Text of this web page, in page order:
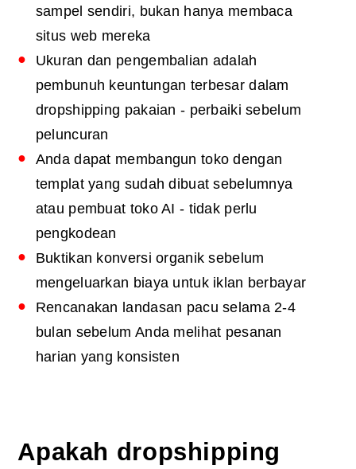
sampel sendiri, bukan hanya membaca
situs web mereka
Ukuran dan pengembalian adalah
pembunuh keuntungan terbesar dalam
dropshipping pakaian - perbaiki sebelum
peluncuran
Anda dapat membangun toko dengan
templat yang sudah dibuat sebelumnya
atau pembuat toko AI - tidak perlu
pengkodean
Buktikan konversi organik sebelum
mengeluarkan biaya untuk iklan berbayar
Rencanakan landasan pacu selama 2-4
bulan sebelum Anda melihat pesanan
harian yang konsisten
Apakah dropshipping